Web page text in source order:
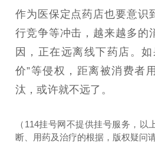
作为医保定点药店也要意识
行竞争等冲击，越来越多的
因，正在远离线下药店。
价”等侵权，距离被消费者
汰，或许就不远了。
（114挂号网不提供挂号服务，以
断、用药及治疗的根据，版权疑问